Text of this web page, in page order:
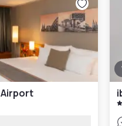
Airport